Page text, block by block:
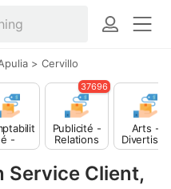
> Cervillo
Service Client,
é -
Publicité -
Relations
Publiques
37696
Arts -
Divertisse
ment -